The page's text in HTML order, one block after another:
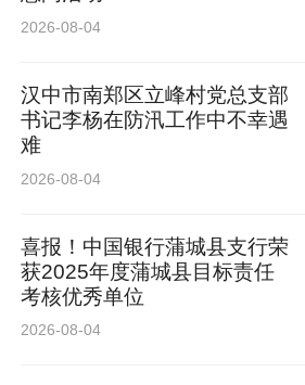
2026-08-04
汉中市南郑区立峰村党总支部
书记李杨在防汛工作中不幸遇
难
2026-08-04
喜报！中国银行蒲城县支行荣
获2025年度蒲城县目标责任
考核优秀单位
2026-08-04